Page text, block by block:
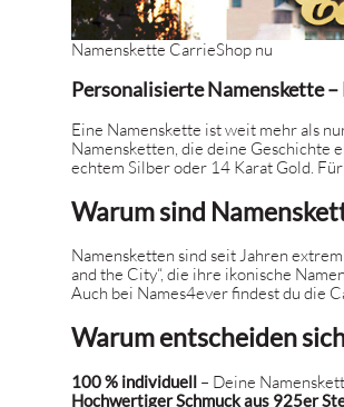
Namenskette CarrieShop nu
Personalisierte Namenskette
Eine Namenskette ist weit mehr als
Namensketten, die deine Geschichte
echtem Silber oder 14 Karat Gold.
Warum sind
Namensketten sind seit Jahren
and the City“, die ihre ikonische
Auch bei Names4ever findest du die
Warum entscheiden
100 % individuell – Deine
Hochwertiger Schmuck aus 925er